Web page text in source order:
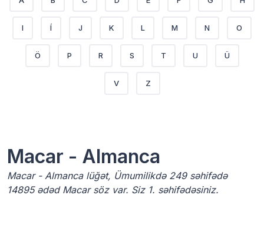
I Í J K L M N O
Ö P R S T U Ü
V Z
Macar - Almanca
Macar - Almanca lüğət, Ümumilikdə 249 səhifədə
14895 ədəd Macar söz var. Siz 1. səhifədəsiniz.